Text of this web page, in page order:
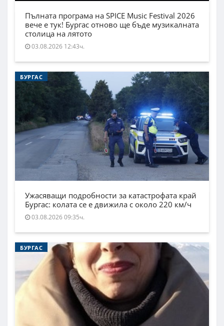
Пълната програма на SPICE Music Festival 2026
вече е тук! Бургас отново ще бъде музикалната
столица на лятото
03.08.2026 12:43ч.
БУРГАС
Ужасяващи подробности за катастрофата край
Бургас: колата се е движила с около 220 км/ч
03.08.2026 09:35ч.
БУРГАС